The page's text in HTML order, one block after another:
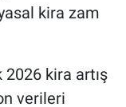
kira zam
2026 kira artış
verileri